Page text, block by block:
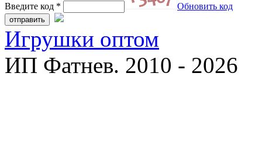
Введите код * Обновить код
Игрушки оптом
ИП Фатнев. 2010 - 2026